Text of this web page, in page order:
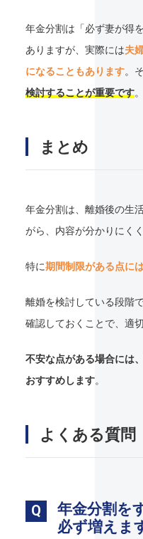
年金分割は「必ず妻が得
ありますが、実際には夫
になることもあります。
検討することが重要です。
まとめ
年金分割は、離婚後の生
がら、内容が分かりにく
特に期間制限がある点に
離婚を検討している段階
確認しておくことで、適
不安な点がある場合には
おすすめします。
よくある質問
年金分割を
必ず増えま